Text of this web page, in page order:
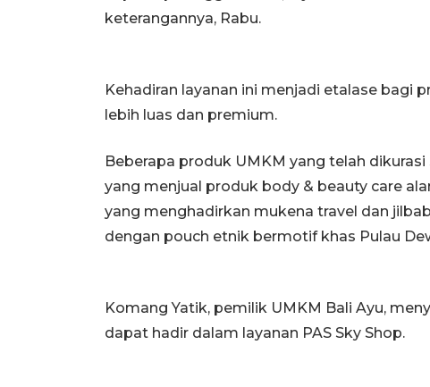
keterangannya, Rabu.
Kehadiran layanan ini menjadi etalase bagi
lebih luas dan premium.
Beberapa produk UMKM yang telah
yang menjual produk body & beauty care
yang menghadirkan mukena travel dan
dengan pouch etnik bermotif khas Pulau
Komang Yatik, pemilik UMKM Bali Ayu,
dapat hadir dalam layanan PAS Sky Shop.